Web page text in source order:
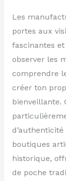
Les
portes aux
fascinantes
observer les
comprendre
créer ton
bienveillante.
boutiques
historique,
de poche